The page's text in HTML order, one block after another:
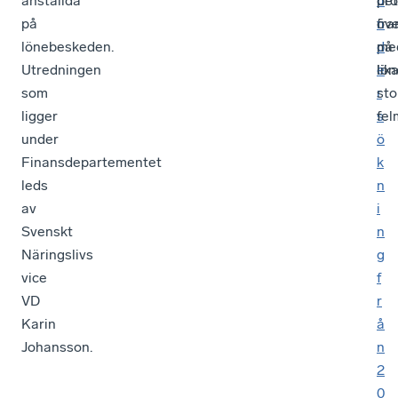
på
lönebeskeden.
Utredningen
som
ligger
under
Finansdepartementet
leds
av
Svenskt
Näringslivs
vice
VD
Karin
Johansson.
på
n
d
e
r
s
ö
k
n
i
n
g
f
r
å
n
2
0
lika